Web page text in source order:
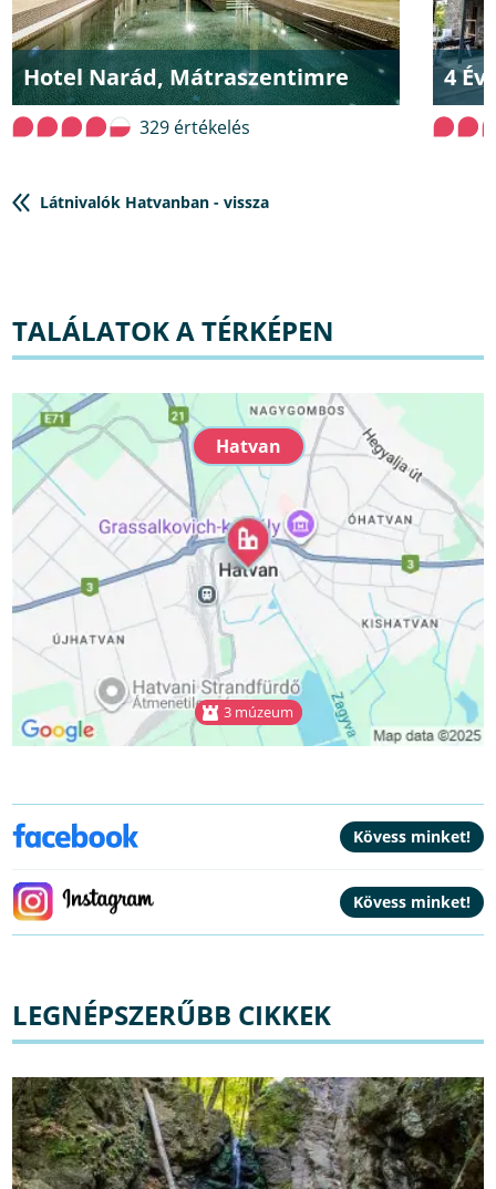
Hotel Narád, Mátraszentimre
329 értékelés
4
Látnivalók Hatvanban - vissza
TALÁLATOK A TÉRKÉPEN
Hatvan
3 múzeum
LEGNÉPSZERŰBB CIKKEK